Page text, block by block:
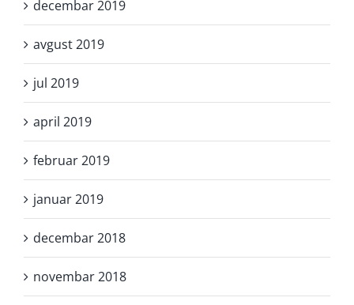
decembar 2019
avgust 2019
jul 2019
april 2019
februar 2019
januar 2019
decembar 2018
novembar 2018